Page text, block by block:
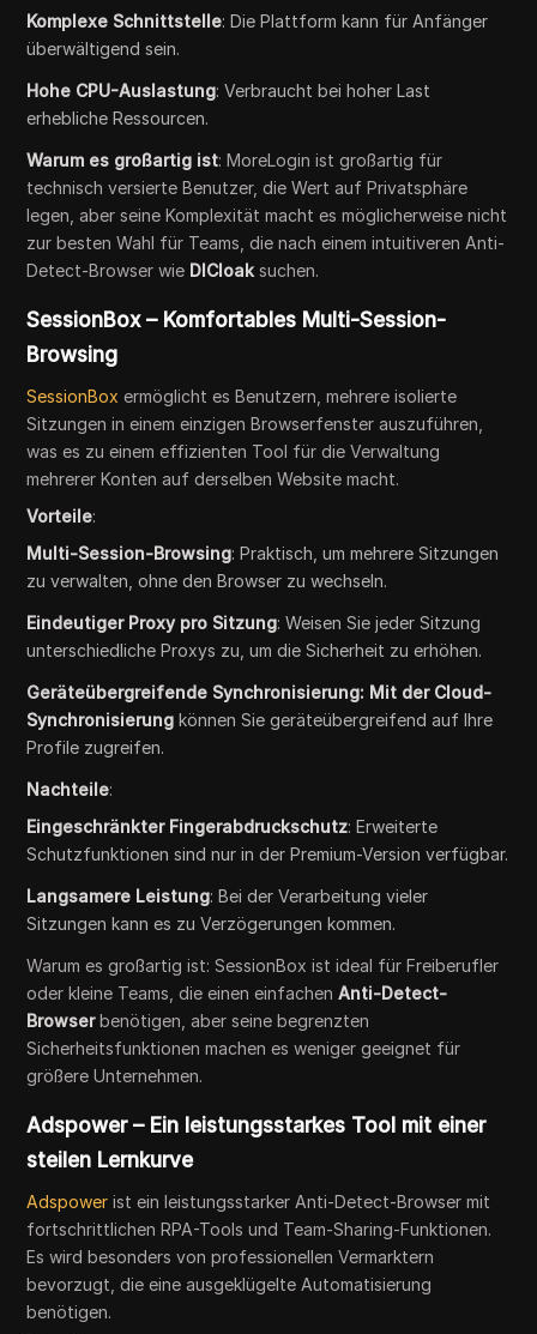
Komplexe Schnittstelle: Die Plattform kann für Anfänger
überwältigend sein.
Hohe CPU-Auslastung: Verbraucht bei hoher Last
erhebliche Ressourcen.
Warum es großartig ist: MoreLogin ist großartig für
technisch versierte Benutzer, die Wert auf Privatsphäre
legen, aber seine Komplexität macht es möglicherweise nicht
zur besten Wahl für Teams, die nach einem intuitiveren Anti-
Detect-Browser wie DICloak suchen.
SessionBox – Komfortables Multi-Session-
Browsing
SessionBox ermöglicht es Benutzern, mehrere isolierte
Sitzungen in einem einzigen Browserfenster auszuführen,
was es zu einem effizienten Tool für die Verwaltung
mehrerer Konten auf derselben Website macht.
Vorteile:
Multi-Session-Browsing: Praktisch, um mehrere Sitzungen
zu verwalten, ohne den Browser zu wechseln.
Eindeutiger Proxy pro Sitzung: Weisen Sie jeder Sitzung
unterschiedliche Proxys zu, um die Sicherheit zu erhöhen.
Geräteübergreifende Synchronisierung: Mit der Cloud-
Synchronisierung können Sie geräteübergreifend auf Ihre
Profile zugreifen.
Nachteile:
Eingeschränkter Fingerabdruckschutz: Erweiterte
Schutzfunktionen sind nur in der Premium-Version verfügbar.
Langsamere Leistung: Bei der Verarbeitung vieler
Sitzungen kann es zu Verzögerungen kommen.
Warum es großartig ist: SessionBox ist ideal für Freiberufler
oder kleine Teams, die einen einfachenAnti-Detect-
Browserbenötigen, aber seine begrenzten
Sicherheitsfunktionen machen es weniger geeignet für
größere Unternehmen.
Adspower – Ein leistungsstarkes Tool mit einer
steilen Lernkurve
Adspower ist ein leistungsstarker Anti-Detect-Browser mit
fortschrittlichen RPA-Tools und Team-Sharing-Funktionen.
Es wird besonders von professionellen Vermarktern
bevorzugt, die eine ausgeklügelte Automatisierung
benötigen.